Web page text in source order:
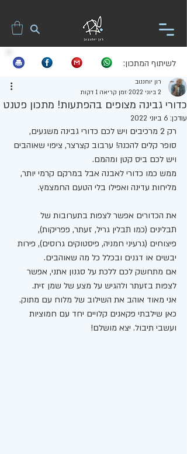
לשיתוף המתכון:
כדורי גבינה מצופים בהפתעות! מתכון פטנט
רון יוחננוב
2 ביוני 2022
זמן קריאה 1 דקות
עודכן: 6 ביוני 2022
רק 2 מרכיבים ויש לכם כדורי גבינה משגעים,
סופר קלים להכנה! ערבוב קצרצר, ציפוי שאוהבים
ויש לכם ביס קטן ומהמם.
ממש כמו כדורי לאבנה אבל במרקם קרמי יותר,
מליחות עדינה ואפילו בלי הטעם החמצמץ.
את הכדורים אפשר לצפות בתערובות של
תבלינים (כמו תבלין גריל, זעתר, פפריקות),
פיצוחים (גרעיני חמניה, פיסטוקים גרוסים), פירות
יבשים או דגנים ובכלל כל מה שאוהבים.
אם מתחשק לכם ללכת על סגנון אתני, אפשר
לצפות בזעתר ולהגיש על מצע של שמן זית.
אני מאוד אוהב את השילוב של מלוח עם מתוק.
כאן שילבתי פקאנים קלויים יחד עם חמוציות
ועשבי תיבול. יצא מושלם!